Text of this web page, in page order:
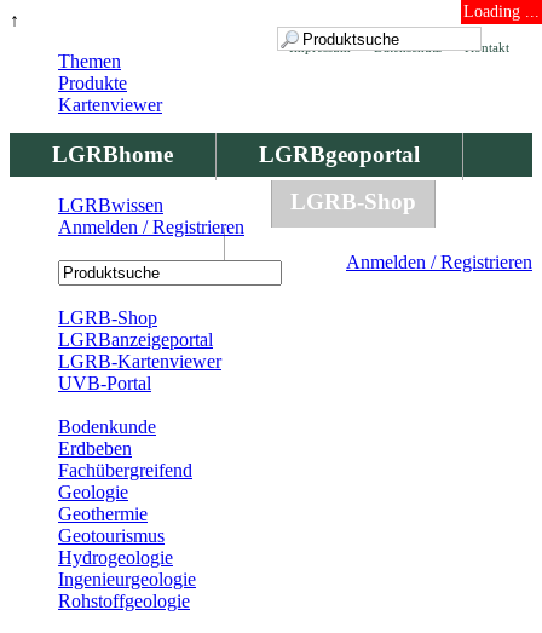
↑ Loading ...
Kontakt
Datenschutz
Impressum
LGRBhome
LGRBgeoportal
LGRBbohrungen
LGRB-Shop
Anmelden / Registrieren
Themen
Produkte
Kartenviewer
LGRBwissen
Anmelden / Registrieren
LGRB-Shop
LGRBanzeigeportal
LGRB-Kartenviewer
UVB-Portal
Bodenkunde
Erdbeben
Fachübergreifend
Geologie
Geothermie
Geotourismus
Hydrogeologie
Ingenieurgeologie
Rohstoffgeologie